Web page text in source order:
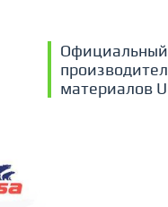
Официальный
материалов